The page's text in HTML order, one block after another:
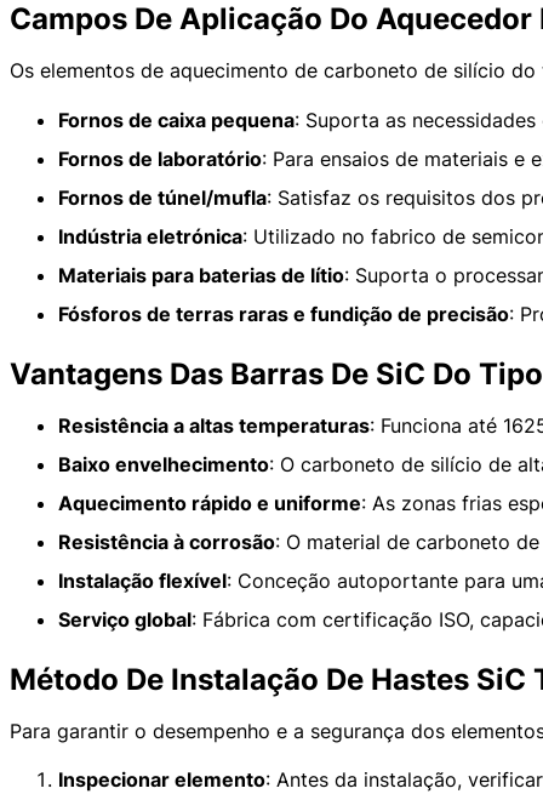
Campos De Aplicação Do Aquecedor
Os elementos de aquecimento de carboneto de silício
Fornos de caixa pequena: Suporta as
Fornos de laboratório: Para ensaios de materiais e
Fornos de túnel/mufla: Satisfaz os requisitos dos
Indústria eletrónica: Utilizado no fabrico de
Materiais para baterias de lítio: Suporta o
Fósforos de terras raras e fundição de precisão:
Vantagens Das Barras De SiC Do
Resistência a altas temperaturas: Funciona até
Baixo envelhecimento: O carboneto de silício de
Aquecimento rápido e uniforme: As zonas frias
Resistência à corrosão: O material de carboneto
Instalação flexível: Conceção autoportante para
Serviço global: Fábrica com certificação ISO,
Método De Instalação De Hastes SiC
Para garantir o desempenho e a segurança dos
Inspecionar elemento: Antes da instalação,